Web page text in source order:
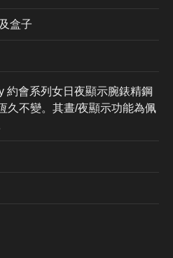
盒子
約會系列女日夜顯示腕錶精鋼
久不變。其晝/夜顯示功能為佩